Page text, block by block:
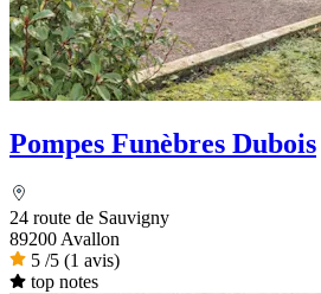
Pompes Funèbres Dubois
24 route de Sauvigny
89200 Avallon
5 /5 (1 avis)
top notes